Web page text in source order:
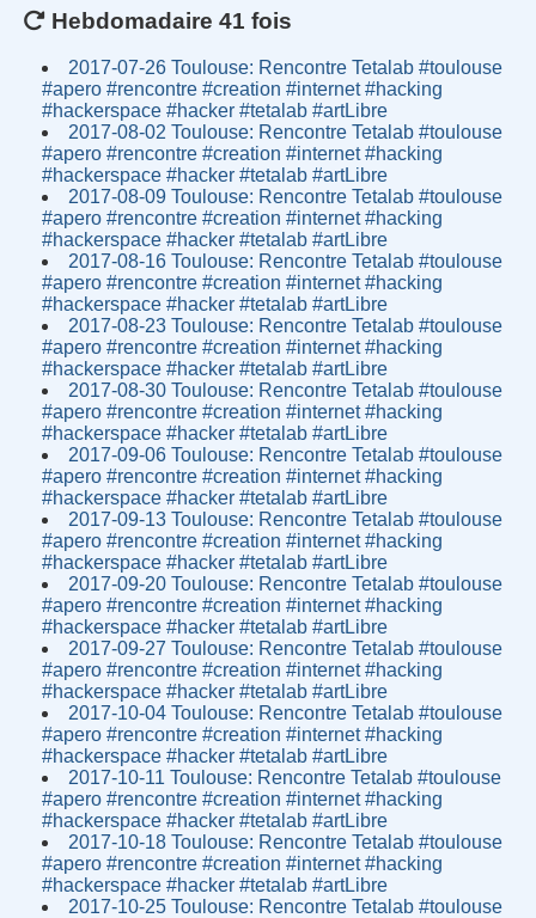
Hebdomadaire 41 fois
2017-07-26 Toulouse: Rencontre Tetalab #toulouse
#apero #rencontre #creation #internet #hacking
#hackerspace #hacker #tetalab #artLibre
2017-08-02 Toulouse: Rencontre Tetalab #toulouse
#apero #rencontre #creation #internet #hacking
#hackerspace #hacker #tetalab #artLibre
2017-08-09 Toulouse: Rencontre Tetalab #toulouse
#apero #rencontre #creation #internet #hacking
#hackerspace #hacker #tetalab #artLibre
2017-08-16 Toulouse: Rencontre Tetalab #toulouse
#apero #rencontre #creation #internet #hacking
#hackerspace #hacker #tetalab #artLibre
2017-08-23 Toulouse: Rencontre Tetalab #toulouse
#apero #rencontre #creation #internet #hacking
#hackerspace #hacker #tetalab #artLibre
2017-08-30 Toulouse: Rencontre Tetalab #toulouse
#apero #rencontre #creation #internet #hacking
#hackerspace #hacker #tetalab #artLibre
2017-09-06 Toulouse: Rencontre Tetalab #toulouse
#apero #rencontre #creation #internet #hacking
#hackerspace #hacker #tetalab #artLibre
2017-09-13 Toulouse: Rencontre Tetalab #toulouse
#apero #rencontre #creation #internet #hacking
#hackerspace #hacker #tetalab #artLibre
2017-09-20 Toulouse: Rencontre Tetalab #toulouse
#apero #rencontre #creation #internet #hacking
#hackerspace #hacker #tetalab #artLibre
2017-09-27 Toulouse: Rencontre Tetalab #toulouse
#apero #rencontre #creation #internet #hacking
#hackerspace #hacker #tetalab #artLibre
2017-10-04 Toulouse: Rencontre Tetalab #toulouse
#apero #rencontre #creation #internet #hacking
#hackerspace #hacker #tetalab #artLibre
2017-10-11 Toulouse: Rencontre Tetalab #toulouse
#apero #rencontre #creation #internet #hacking
#hackerspace #hacker #tetalab #artLibre
2017-10-18 Toulouse: Rencontre Tetalab #toulouse
#apero #rencontre #creation #internet #hacking
#hackerspace #hacker #tetalab #artLibre
2017-10-25 Toulouse: Rencontre Tetalab #toulouse